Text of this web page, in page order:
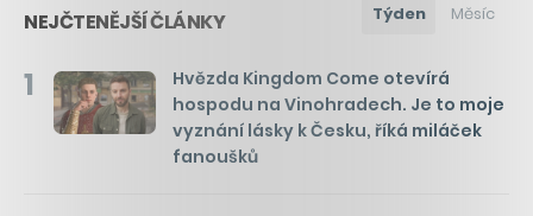
NEJČTENĚJŠÍ ČLÁNKY Týden Měsíc
1
Hvězda Kingdom Come otevírá
hospodu na Vinohradech. Je to moje
vyznání lásky k Česku, říká miláček
fanoušků